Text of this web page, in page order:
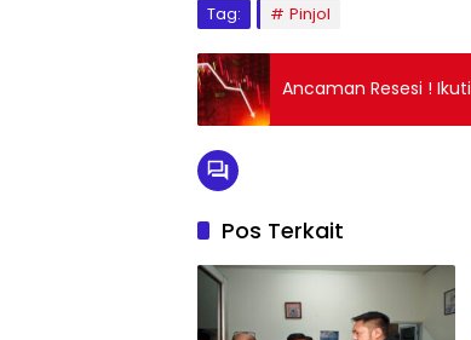
Tag: Pinjol
Ancaman Resesi !
Pos Terkait